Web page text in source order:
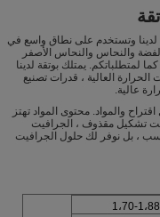
لدينا وتستخدم على نطاق واسع في
والنحاس والنحاس الأصفر
لمتطلباتكم. يمتلك بوتقة لدينا
الحرارة العالية ، قدرات تصنيع
عالية.
والمواد. محتوى المواد تهتز
تشكيل مقذوف ، الجرافيت
، بل نوفر لك حلول الجرافيت
1،70-1،88